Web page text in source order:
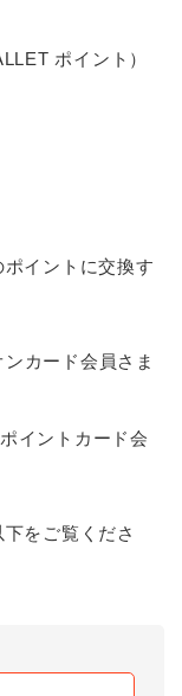
ポイント）
イントに交換す
カード会員さま
イントカード会
をご覧くださ